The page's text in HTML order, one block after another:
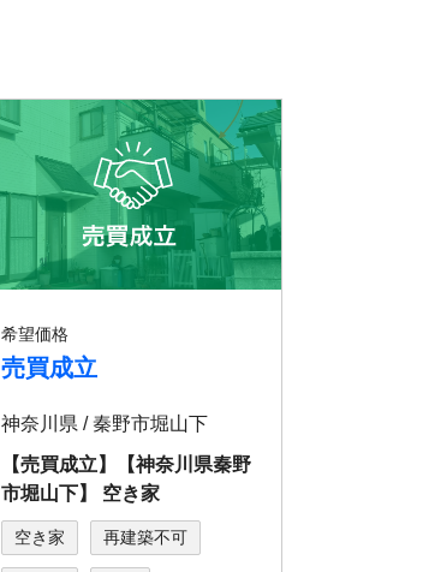
希望価格
売買成立
神奈川県 / 秦野市堀山下
【売買成立】【神奈川県秦野
市堀山下】 空き家
空き家 再建築不可